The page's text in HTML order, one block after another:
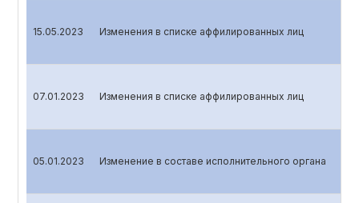
15.05.2023 Изменения в списке аффилированных лиц
07.01.2023 Изменения в списке аффилированных лиц
05.01.2023 Изменение в составе исполнительного органа